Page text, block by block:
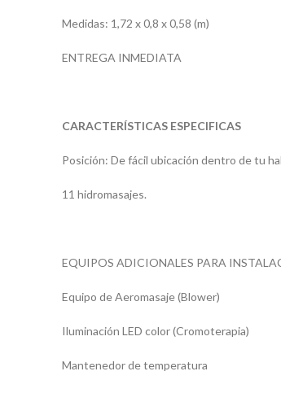
Medidas: 1,72 x 0,8 x 0,58 (m)
ENTREGA INMEDIATA
CARACTERÍSTICAS ESPECIFICAS
Posición: De fácil ubicación dentro de tu
11 hidromasajes.
EQUIPOS ADICIONALES PARA
Equipo de Aeromasaje (Blower)
Iluminación LED color (Cromoterapia)
Mantenedor de temperatura